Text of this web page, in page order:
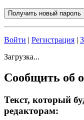
Войти | Регистрация |
Загрузка...
Сообщить об
Текст, который
редакторам: